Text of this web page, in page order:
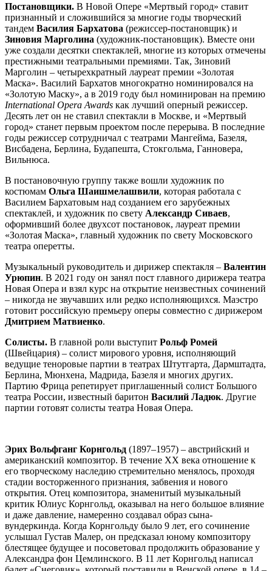
Постановщики. В Новой Опере «Мертвый город» ставит
признанный и сложившийся за многие годы творческий
тандем Василия Бархатова (режиссер-постановщик) и
Зиновия Марголина (художник-постановщик). Вместе они
уже создали десятки спектаклей, многие из которых отмечены
престижными театральными премиями. Так, Зиновий
Марголин – четырехкратный лауреат премии «Золотая
Маска». Василий Бархатов многократно номинировался на
«Золотую Маску», а в 2019 году был номинирован на премию
International Opera Awards как лучший оперный режиссер.
Десять лет он не ставил спектакли в Москве, и «Мертвый
город» станет первым проектом после перерыва. В последние
годы режиссер сотрудничал с театрами Мангейма, Базеля,
Висбадена, Берлина, Будапешта, Стокгольма, Ганновера,
Вильнюса.
В постановочную группу также вошли художник по
костюмам Ольга Шаишмелашвили, которая работала с
Василием Бархатовым над созданием его зарубежных
спектаклей, и художник по свету Александр Сиваев,
оформивший более двухсот постановок, лауреат премии
«Золотая Маска», главный художник по свету Московского
театра оперетты.
Музыкальный руководитель и дирижер спектакля – Валентин
Урюпин. В 2021 году он занял пост главного дирижера театра
Новая Опера и взял курс на открытие неизвестных сочинений
– никогда не звучавших или редко исполняющихся. Маэстро
готовит российскую премьеру оперы совместно с дирижером
Дмитрием Матвиенко.
Солисты. В главной роли выступит Рольф Ромей
(Швейцария) – солист мирового уровня, исполняющий
ведущие теноровые партии в театрах Штутгарта, Дармштадта,
Берлина, Мюнхена, Мадрида, Базеля и многих других.
Партию Фрица репетирует приглашенный солист Большого
театра России, известный баритон Василий Ладюк. Другие
партии готовят солисты театра Новая Опера.
Эрих Вольфганг Корнгольд (1897–1957) – австрийский и
американский композитор. В течение XX века отношение к
его творческому наследию стремительно менялось, проходя
стадии восторженного признания, забвения и нового
открытия. Отец композитора, знаменитый музыкальный
критик Юлиус Корнгольд, оказывал на него большое влияние
и даже давление, намеренно создавал образ сына-
вундеркинда. Когда Корнгольду было 9 лет, его сочинение
услышал Густав Малер, он предсказал юному композитору
блестящее будущее и посоветовал продолжить образование у
Александра фон Цемлинского. В 11 лет Корнгольд написал